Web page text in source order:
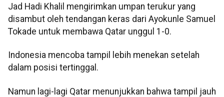
Jad Hadi Khalil mengirimkan umpan terukur yang
disambut oleh tendangan keras dari Ayokunle Samuel
Tokade untuk membawa Qatar unggul 1-0.
Indonesia mencoba tampil lebih menekan setelah
dalam posisi tertinggal.
Namun lagi-lagi Qatar menunjukkan bahwa tampil jauh